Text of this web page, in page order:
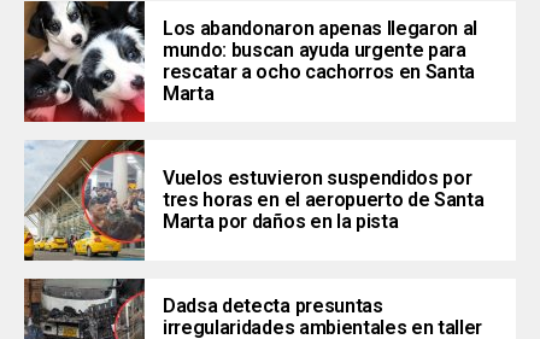
Los abandonaron apenas llegaron al
mundo: buscan ayuda urgente para
rescatar a ocho cachorros en Santa
Marta
Vuelos estuvieron suspendidos por
tres horas en el aeropuerto de Santa
Marta por daños en la pista
Dadsa detecta presuntas
irregularidades ambientales en taller